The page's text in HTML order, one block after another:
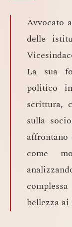
Avvocato
delle
La sua
politico
scrittura,
sulla
come
bellezza